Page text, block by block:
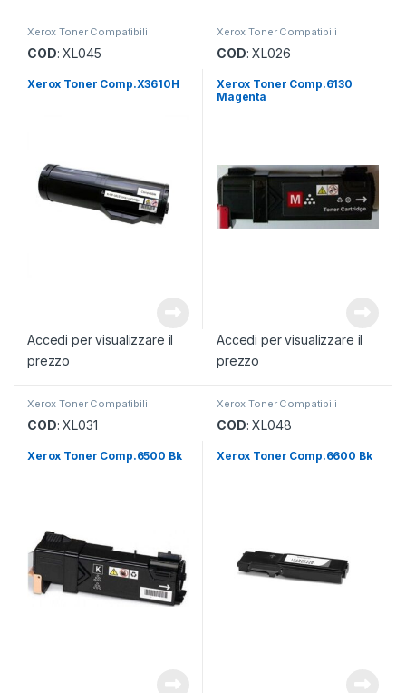
Xerox Toner Compatibili
COD: XL045
Xerox Toner Comp.X3610H
Accedi per visualizzare il
prezzo
Xerox Toner Compatibili
COD: XL026
Xerox Toner Comp.6130
Magenta
Accedi per visualizzare il
prezzo
Xerox Toner Compatibili
COD: XL031
Xerox Toner Comp.6500 Bk
Xerox Toner Compatibili
COD: XL048
Xerox Toner Comp.6600 Bk